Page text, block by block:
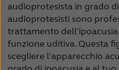
audioprotesista in grado
audioprotesisti sono
trattamento
funzione uditiva. Questa
scegliere l'apparecchio